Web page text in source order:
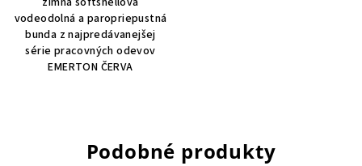
vodeodolná a paropriepustná
bunda z najpredávanejšej
série pracovných odevov
EMERTON ČERVA
Podobné produkty